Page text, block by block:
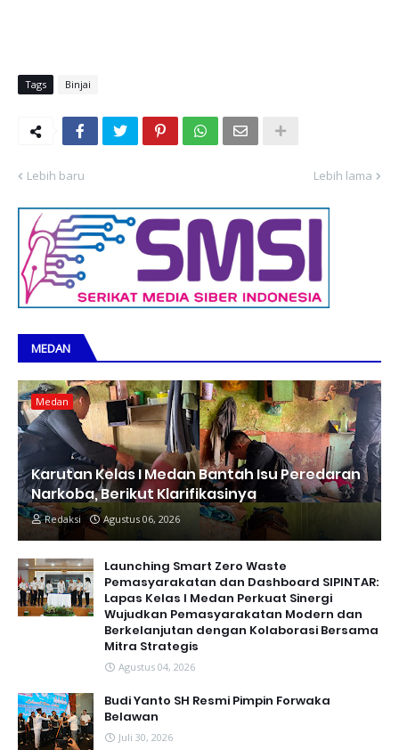
Tags Binjai
Lebih baru Lebih lama
MEDAN
Medan
Karutan Kelas I Medan Bantah Isu Peredaran
Narkoba, Berikut Klarifikasinya
Redaksi Agustus 06, 2026
Launching Smart Zero Waste
Pemasyarakatan dan Dashboard SIPINTAR:
Lapas Kelas I Medan Perkuat Sinergi
Wujudkan Pemasyarakatan Modern dan
Berkelanjutan dengan Kolaborasi Bersama
Mitra Strategis
Agustus 04, 2026
Budi Yanto SH Resmi Pimpin Forwaka
Belawan
Juli 30, 2026